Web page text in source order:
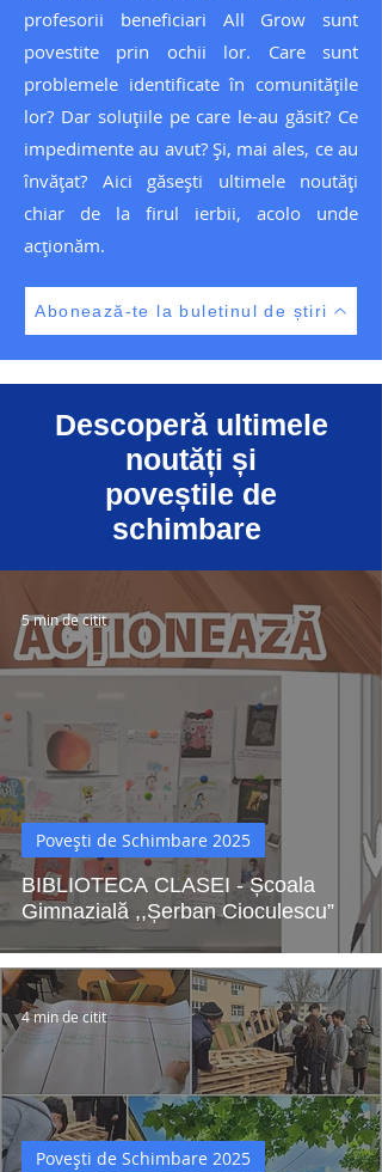
profesorii beneficiari All Grow sunt
povestite prin ochii lor. Care sunt
problemele identificate în comunitățile
lor? Dar soluțiile pe care le-au găsit? Ce
impedimente au avut? Și, mai ales, ce au
învățat? Aici găsești ultimele noutăți
chiar de la firul ierbii, acolo unde
acționăm.
Abonează-te la buletinul de știri
Descoperă ultimele
noutăți și
poveștile de
schimbare
BIBLIOTECA CLASEI - Școala
Gimnazială ,,Șerban Cioculescu”
Povești de Schimbare 2025
5 min de citit
Povești de Schimbare 2025
4 min de citit